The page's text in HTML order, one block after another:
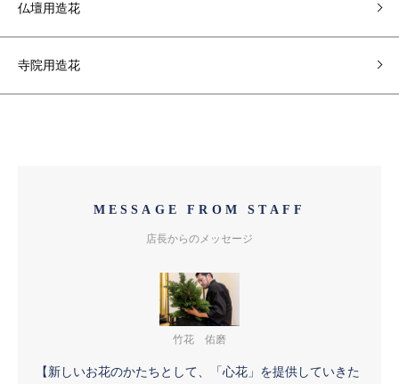
仏壇用造花
寺院用造花
MESSAGE FROM STAFF
店長からのメッセージ
竹花 佑磨
【新しいお花のかたちとして、「心花」を提供していきた